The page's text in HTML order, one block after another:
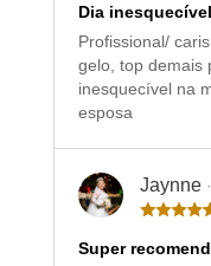
Dia
Profissional/
gelo, top demais
inesquecível na
esposa
Jaynne
Super